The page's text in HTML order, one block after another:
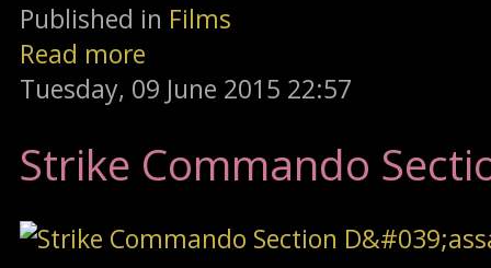
Published in Films
Read more
Tuesday, 09 June 2015 22:57
Strike Commando